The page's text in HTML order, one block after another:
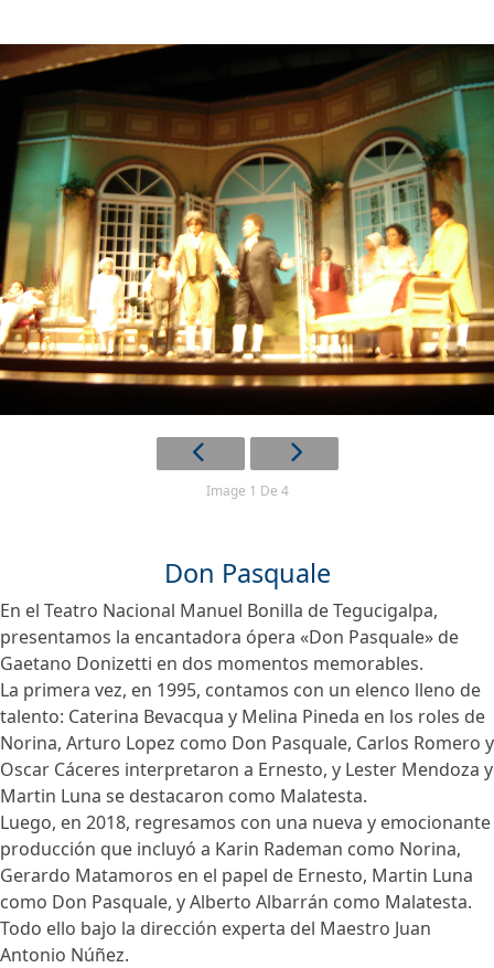
Image 1 De 4
Don Pasquale
En el Teatro Nacional Manuel Bonilla de Tegucigalpa,
presentamos la encantadora ópera «Don Pasquale» de
Gaetano Donizetti en dos momentos memorables.
La primera vez, en 1995, contamos con un elenco lleno de
talento: Caterina Bevacqua y Melina Pineda en los roles de
Norina, Arturo Lopez como Don Pasquale, Carlos Romero y
Oscar Cáceres interpretaron a Ernesto, y Lester Mendoza y
Martin Luna se destacaron como Malatesta.
Luego, en 2018, regresamos con una nueva y emocionante
producción que incluyó a Karin Rademan como Norina,
Gerardo Matamoros en el papel de Ernesto, Martin Luna
como Don Pasquale, y Alberto Albarrán como Malatesta.
Todo ello bajo la dirección experta del Maestro Juan
Antonio Núñez.